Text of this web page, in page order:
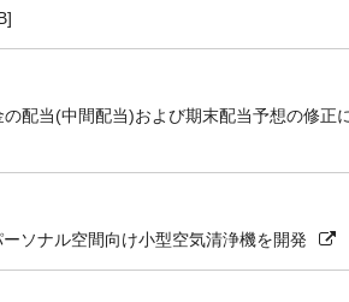
配当(中間配当)および期末配当予想の修正
ソナル空間向け小型空気清浄機を開発